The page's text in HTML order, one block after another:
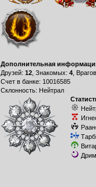
Дополнительная
Друзей: 12, Знакомых: 4,
Счет в банке: 10016585
Склонность: Нейтрал